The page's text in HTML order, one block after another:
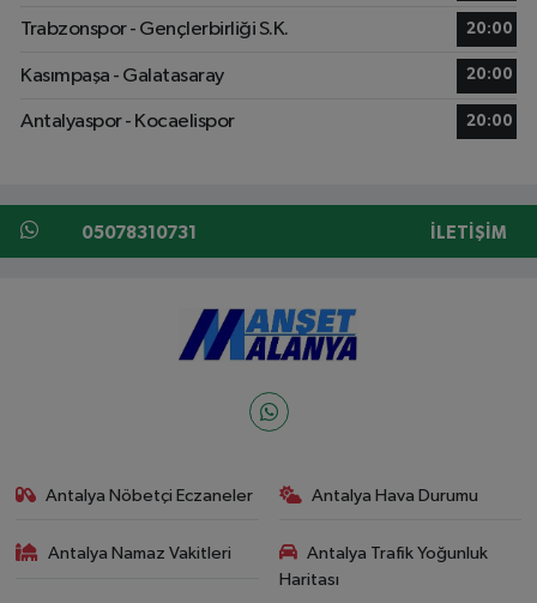
Trabzonspor - Gençlerbirliği S.K. 20:00
Kasımpaşa - Galatasaray 20:00
Antalyaspor - Kocaelispor 20:00
05078310731 İLETIŞIM
Antalya Nöbetçi Eczaneler Antalya Hava Durumu
Antalya Namaz Vakitleri
Antalya Trafik Yoğunluk
Haritası